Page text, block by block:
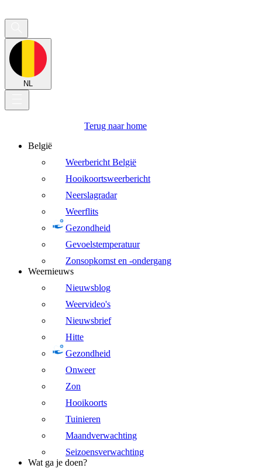
NL
Terug naar home
België
Weerbericht België
Hooikoortsweerbericht
Neerslagradar
Weerflits
Gezondheid
Gevoelstemperatuur
Zonsopkomst en -ondergang
Weernieuws
Nieuwsblog
Weervideo's
Nieuwsbrief
Hitte
Gezondheid
Onweer
Zon
Hooikoorts
Tuinieren
Maandverwachting
Seizoensverwachting
Wat ga je doen?